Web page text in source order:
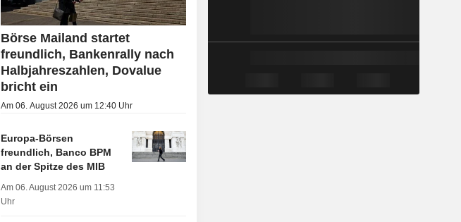
Börse Mailand startet
freundlich, Bankenrally nach
Halbjahreszahlen, Dovalue
bricht ein
Am 06. August 2026 um 12:40 Uhr
Europa-Börsen
freundlich, Banco BPM
an der Spitze des MIB
Am 06. August 2026 um 11:53
Uhr